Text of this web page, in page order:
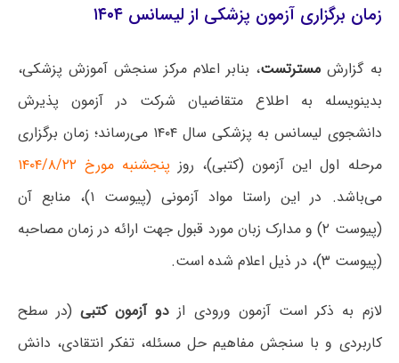
زمان برگزاری آزمون پزشکی از لیسانس ۱۴۰۴
به گزارش مسترتست، بنابر اعلام مرکز سنجش آموزش پزشکی،
بدینویسله به اطلاع متقاضیان شرکت در آزمون پذیرش
دانشجوی لیسانس به پزشکی سال ۱۴۰۴ می‌رساند؛ زمان برگزاری
مرحله اول این آزمون (کتبی)، روز پنجشنبه مورخ ۱۴۰۴/۸/۲۲
می‌باشد. در این راستا مواد آزمونی (پیوست ۱)، منابع آن
(پیوست ۲) و مدارک زبان مورد قبول جهت ارائه در زمان مصاحبه
(پیوست ۳)، در ذیل اعلام شده است.
لازم به ذکر است آزمون ورودی از دو آزمون کتبی (در سطح
کاربردی و با سنجش مفاهیم حل مسئله، تفکر انتقادی، دانش